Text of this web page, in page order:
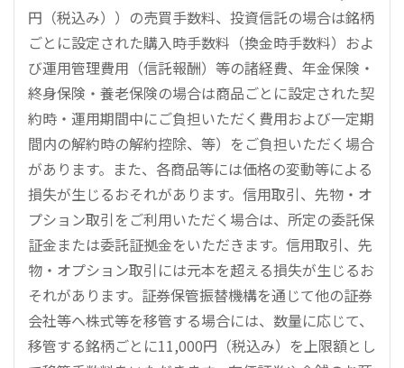
円（税込み））の売買手数料、投資信託の場合は銘柄
ごとに設定された購入時手数料（換金時手数料）およ
び運用管理費用（信託報酬）等の諸経費、年金保険・
終身保険・養老保険の場合は商品ごとに設定された契
約時・運用期間中にご負担いただく費用および一定期
間内の解約時の解約控除、等）をご負担いただく場合
があります。また、各商品等には価格の変動等による
損失が生じるおそれがあります。信用取引、先物・オ
プション取引をご利用いただく場合は、所定の委託保
証金または委託証拠金をいただきます。信用取引、先
物・オプション取引には元本を超える損失が生じるお
それがあります。証券保管振替機構を通じて他の証券
会社等へ株式等を移管する場合には、数量に応じて、
移管する銘柄ごとに11,000円（税込み）を上限額とし